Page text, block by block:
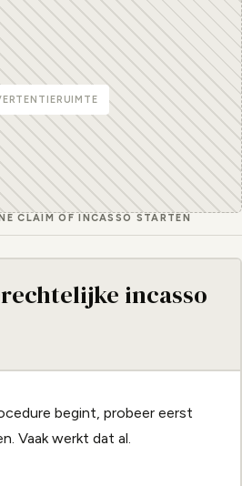
CLAIM OF INCASSO STARTEN
incasso
begint, probeer eerst
Vaak werkt dat al.